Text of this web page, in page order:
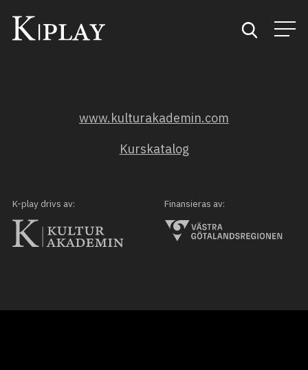
Kategorier
Mina favoriter
www.kulturakademin.com
Kurskatalog
K-play drivs av: Finansieras av: